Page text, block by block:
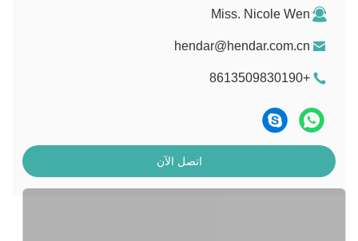
Miss. Nicole Wen
hendar@hendar.com.cn
+8613509830190
اتصل الآن